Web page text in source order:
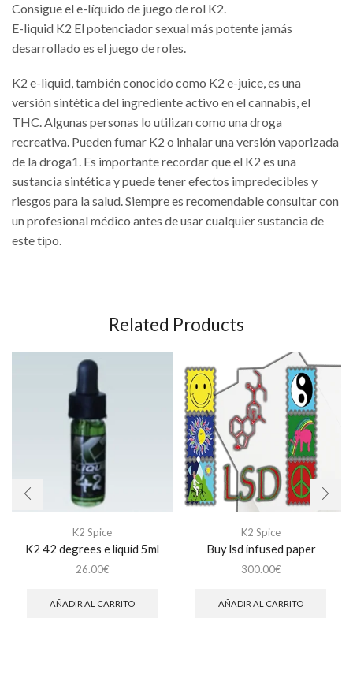
Consigue el e-líquido de juego de rol K2.
E-liquid K2 El potenciador sexual más potente jamás
desarrollado es el juego de roles.
K2 e-liquid, también conocido como K2 e-juice, es una
versión sintética del ingrediente activo en el cannabis, el
THC. Algunas personas lo utilizan como una droga
recreativa. Pueden fumar K2 o inhalar una versión vaporizada
de la droga1. Es importante recordar que el K2 es una
sustancia sintética y puede tener efectos impredecibles y
riesgos para la salud. Siempre es recomendable consultar con
un profesional médico antes de usar cualquier sustancia de
este tipo.
Related Products
K2 Spice
K2 42 degrees e liquid 5ml
26.00€
AÑADIR AL CARRITO
K2 Spice
Buy lsd infused paper
300.00€
AÑADIR AL CARRITO